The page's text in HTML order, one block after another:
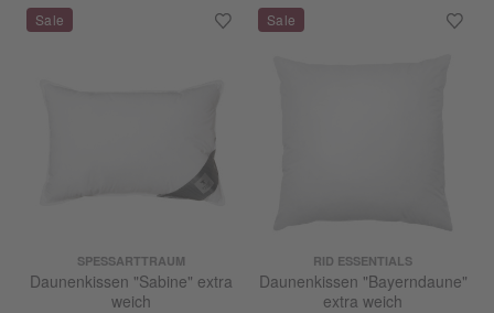
SPESSARTTRAUM
Daunenkissen "Sabine" extra
weich
RID ESSENTIALS
Daunenkissen "Bayerndaune"
extra weich